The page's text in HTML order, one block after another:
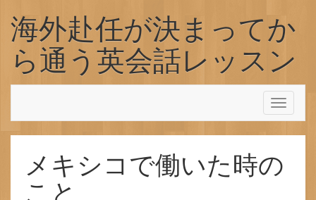
海外赴任が決まってか
ら通う英会話レッスン
メキシコで働いた時の
こと